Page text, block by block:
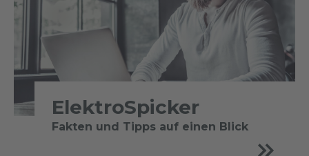
ElektroSpicker
Fakten und Tipps auf einen Blick